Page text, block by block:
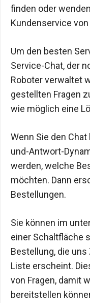
finden oder
Kundenservice
Um den besten
Service-Chat, der
Roboter verwaltet
gestellten Fragen
wie möglich eine
Wenn Sie den
und-Antwort-
werden, welche
möchten. Dann
Bestellungen.
Sie können im
einer Schaltfläche
Bestellung, die
Liste erscheint.
von Fragen, damit
bereitstellen